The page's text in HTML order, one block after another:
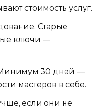
стоимость услуг.
Старые
ключи —
Минимум 30 дней —
мастеров в себе.
если они не